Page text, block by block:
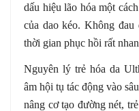
dấu hiệu lão hóa một
của dao kéo. Không
thời gian phục hồi rất
Nguyên lý trẻ hóa da
âm hội tụ tác động vào
nâng cơ tạo đường nét,